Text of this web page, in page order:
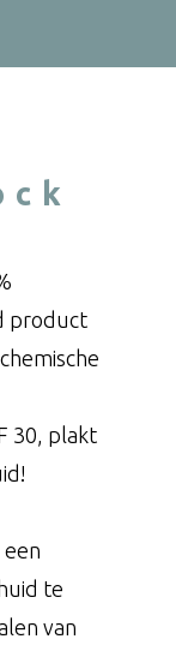
product
30, plakt
te
van